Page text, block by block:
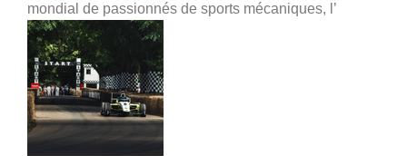
mondial de passionnés de sports mécaniques, l’